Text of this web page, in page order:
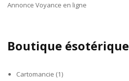
Annonce Voyance en ligne
Boutique ésotérique
Cartomancie (1)